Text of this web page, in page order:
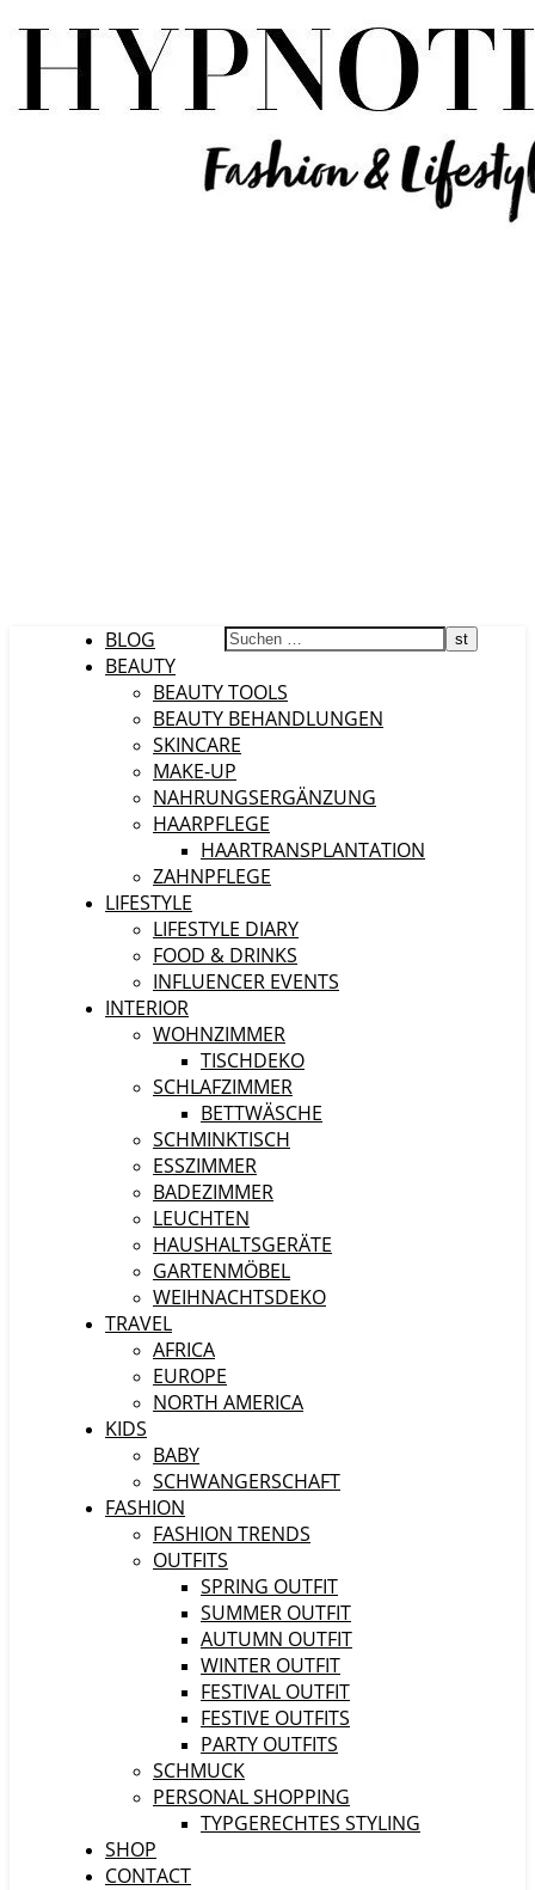
BLOG
BEAUTY
BEAUTY TOOLS
BEAUTY BEHANDLUNGEN
SKINCARE
MAKE-UP
NAHRUNGSERGÄNZUNG
HAARPFLEGE
HAARTRANSPLANTATION
ZAHNPFLEGE
LIFESTYLE
LIFESTYLE DIARY
FOOD & DRINKS
INFLUENCER EVENTS
INTERIOR
WOHNZIMMER
TISCHDEKO
SCHLAFZIMMER
BETTWÄSCHE
SCHMINKTISCH
ESSZIMMER
BADEZIMMER
LEUCHTEN
HAUSHALTSGERÄTE
GARTENMÖBEL
WEIHNACHTSDEKO
TRAVEL
AFRICA
EUROPE
NORTH AMERICA
KIDS
BABY
SCHWANGERSCHAFT
FASHION
FASHION TRENDS
OUTFITS
SPRING OUTFIT
SUMMER OUTFIT
AUTUMN OUTFIT
WINTER OUTFIT
FESTIVAL OUTFIT
FESTIVE OUTFITS
PARTY OUTFITS
SCHMUCK
PERSONAL SHOPPING
TYPGERECHTES STYLING
SHOP
CONTACT